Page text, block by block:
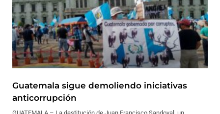
Guatemala sigue demoliendo iniciativas
anticorrupción